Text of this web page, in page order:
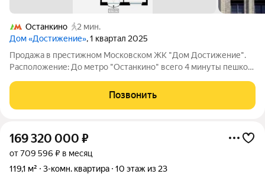
Останкино
2 мин.
Дом «Достижение», 1 квартал 2025
Продажа в престижном Московском ЖК "Дом Достижение".
Расположение: До метро "Останкино" всего 4 минуты пешком,
пешей доступности находятся школы и детские сады. Рядом
также расположены
Позвонить
169 320 000 ₽
от 709 596 ₽ в месяц
119,1 м²
3-комн. квартира 10 этаж из 23